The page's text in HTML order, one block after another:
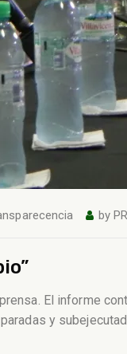
by
El informe
y